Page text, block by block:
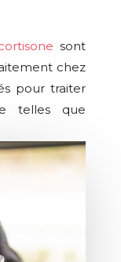
sont
chez
pour traiter
telles que